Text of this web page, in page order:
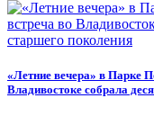
«Летние вечера» в Парке
Владивостоке собрала